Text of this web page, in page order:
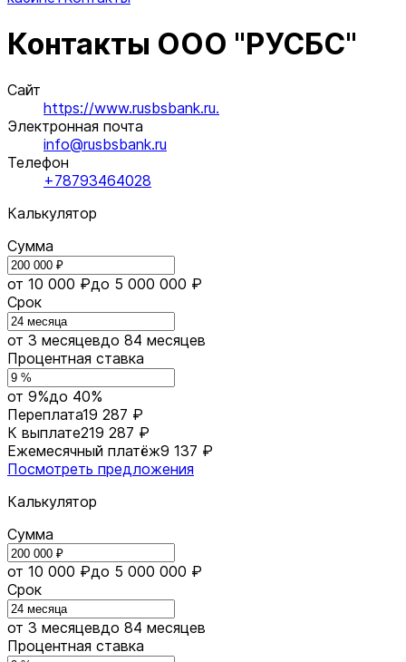
Контакты ООО "РУСБС"
Сайт
https://www.rusbsbank.ru.
Электронная почта
info@rusbsbank.ru
Телефон
+78793464028
Калькулятор
Сумма
от 10 000 ₽до 5 000 000 ₽
Срок
от 3 месяцевдо 84 месяцев
Процентная ставка
от 9%до 40%
Переплата19 287 ₽
К выплате219 287 ₽
Ежемесячный платёж9 137 ₽
Посмотреть предложения
Калькулятор
Сумма
от 10 000 ₽до 5 000 000 ₽
Срок
от 3 месяцевдо 84 месяцев
Процентная ставка